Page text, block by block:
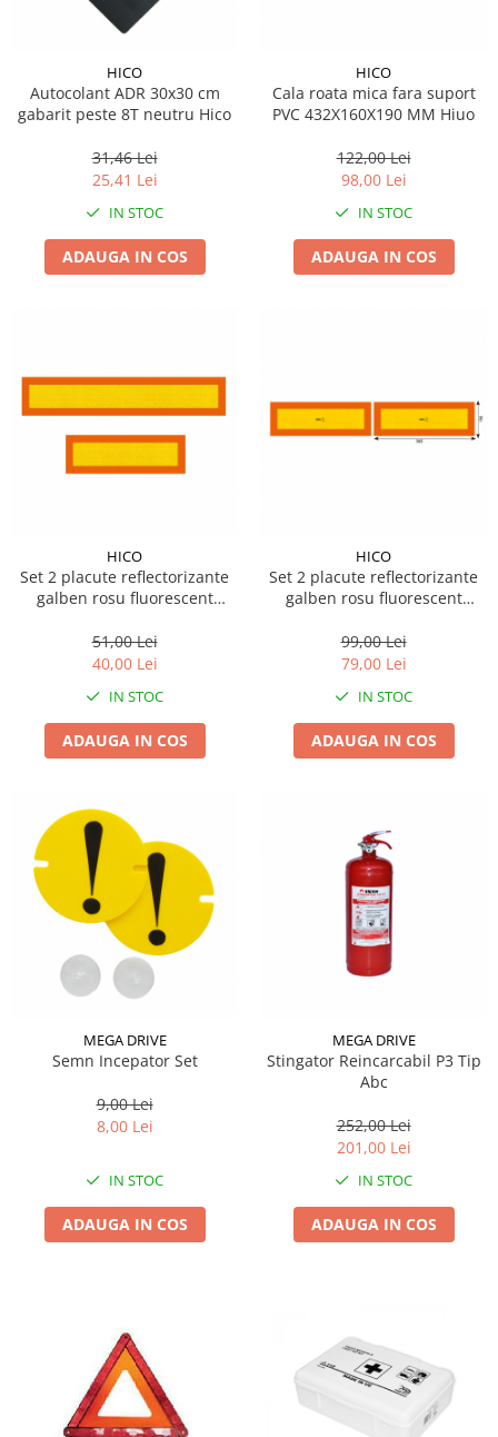
HICO
Autocolant ADR 30x30 cm
gabarit peste 8T neutru Hico
31,46 Lei
25,41 Lei
IN STOC
ADAUGA IN COS
HICO
Cala roata mica fara suport
PVC 432X160X190 MM Hiuo
122,00 Lei
98,00 Lei
IN STOC
ADAUGA IN COS
HICO
Set 2 placute reflectorizante
galben rosu fluorescent
51,00 Lei
40,00 Lei
IN STOC
ADAUGA IN COS
HICO
Set 2 placute reflectorizante
galben rosu fluorescent
70.01s HICO
99,00 Lei
79,00 Lei
IN STOC
ADAUGA IN COS
MEGA DRIVE
Semn Incepator Set
9,00 Lei
8,00 Lei
IN STOC
ADAUGA IN COS
MEGA DRIVE
Stingator Reincarcabil P3 Tip
Abc
252,00 Lei
201,00 Lei
IN STOC
ADAUGA IN COS